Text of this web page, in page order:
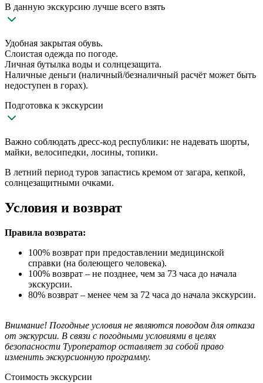
В данную экскурсию лучше всего взять
Удобная закрытая обувь.
Слоистая одежда по погоде.
Личная бутылка воды и солнцезащита.
Наличные деньги (наличный/безналичный расчёт может быть
недоступен в горах).
Подготовка к экскурсии
Важно соблюдать дресс-код республики: не надевать шорты,
майки, велосипедки, лосины, топики.
В летний период туров запастись кремом от загара, кепкой,
солнцезащитными очками.
Условия и возврат
Правила возврата:
100% возврат при предоставлении медицинской
справки (на болеющего человека).
100% возврат – не позднее, чем за 73 часа до начала
экскурсии.
80% возврат – менее чем за 72 часа до начала экскурсии.
Внимание! Погодные условия не являются поводом для отказа
от экскурсии. В связи с погодными условиями в целях
безопасности Туроператор оставляет за собой право
изменить экскурсионную программу.
Стоимость экскурсии